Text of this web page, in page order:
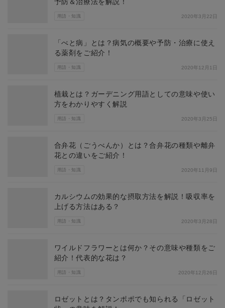
用語・知識 2020年3月22日
用語・知識
「べと病」とは？病気の概要や予防・治療に使え
る薬剤をご紹介！
2020年12月1日
用語・知識
植栽とは？ガーデニング用語としての意味や使い
方をわかりやすく解説
2020年3月25日
用語・知識
合弁花（ごうべんか）とは？合弁花の種類や離弁
花との違いをご紹介！
2020年11月9日
用語・知識
カルシウムの効果的な摂取方法を解説！吸収率を
上げる方法はある？
2020年3月28日
用語・知識
ワイルドフラワーとは何か？その意味や種類をご
紹介！代表的な花は？
2020年12月26日
ロゼットとは？タンポポでも知られる「ロゼット